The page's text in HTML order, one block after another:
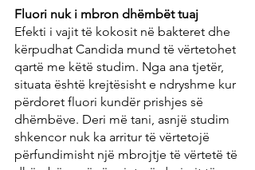
Fluori nuk i mbron dhëmbët tuaj
Efekti i vajit të kokosit në bakteret dhe
kërpudhat Candida mund të vërtetohet
qartë me këtë studim. Nga ana tjetër,
situata është krejtësisht e ndryshme kur
përdoret fluori kundër prishjes së
dhëmbëve. Deri më tani, asnjë studim
shkencor nuk ka arritur të vërtetojë
përfundimisht një mbrojtje të vërtetë të